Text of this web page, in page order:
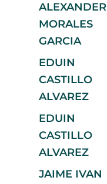
ALEXANDER
MORALES
GARCIA
EDUIN
CASTILLO
ALVAREZ
EDUIN
CASTILLO
ALVAREZ
JAIME IVAN